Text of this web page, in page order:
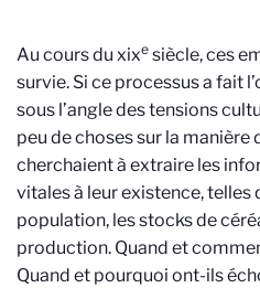
Au cours du xixe siècle, ces
survie. Si ce processus a fait
sous l’angle des tensions
peu de choses sur la manière
cherchaient à extraire les
vitales à leur existence, telles
population, les stocks de
production. Quand et
Quand et pourquoi ont-ils